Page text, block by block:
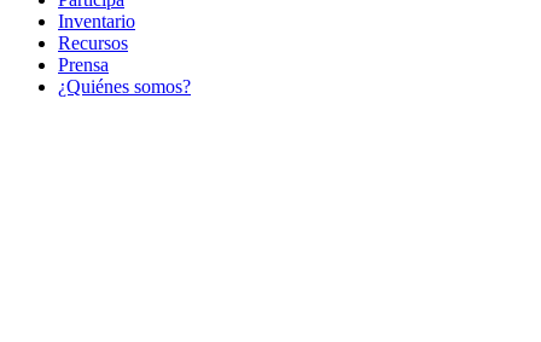
Inventario
Recursos
Prensa
¿Quiénes somos?